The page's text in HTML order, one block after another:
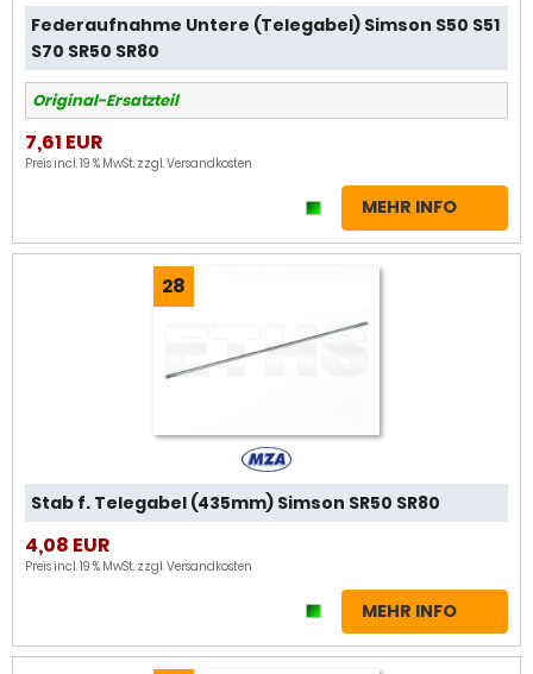
Federaufnahme Untere (Telegabel) Simson S50 S51
S70 SR50 SR80
Original-Ersatzteil
7,61 EUR
Preis incl. 19 % MwSt. zzgl.Versandkosten
MEHR INFO
28
Stab f. Telegabel (435mm) Simson SR50 SR80
4,08 EUR
Preis incl. 19 % MwSt. zzgl.Versandkosten
MEHR INFO